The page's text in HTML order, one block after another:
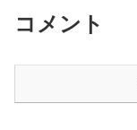
コメント